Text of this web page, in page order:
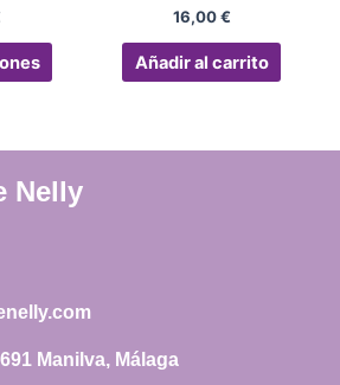
de
16,00€
Añadir al carrito
Nelly
Manilva, Málaga